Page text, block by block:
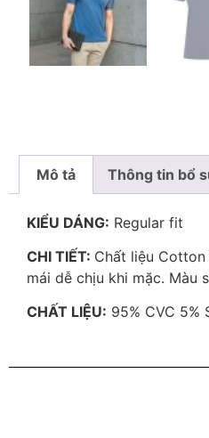
Mô tả Thông tin bổ
KIỂU DÁNG: Regular fit
CHI TIẾT: Chất liệu
mái dễ chịu khi mặc. Màu
CHẤT LIỆU: 95% CVC 5%